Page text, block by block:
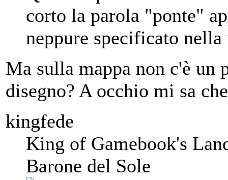
corto la parola "ponte"
neppure specificato nella
Ma sulla mappa non c'è un
disegno? A occhio mi sa
kingfede
King of Gamebook's
Barone del Sole